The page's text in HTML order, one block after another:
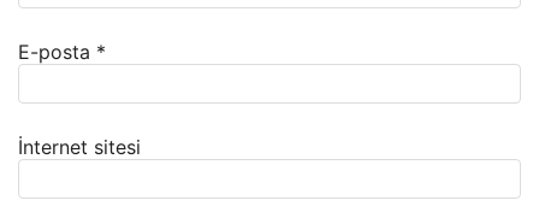
E-posta *
İnternet sitesi